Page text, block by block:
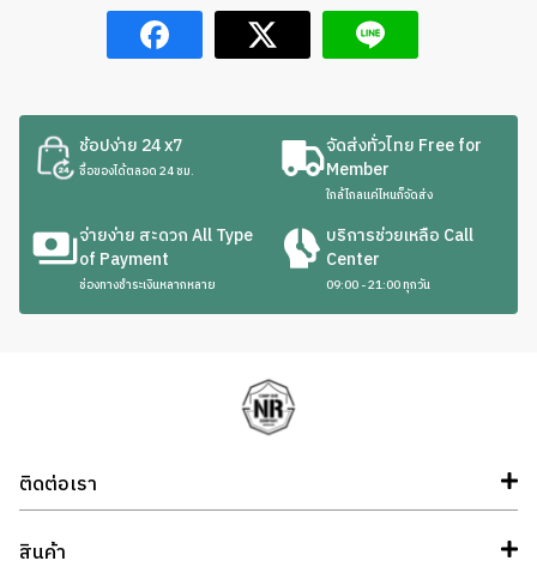
may
be
on
the
product
ช้อปง่าย 24 x7
ซื้อของได้ตลอด 24 ชม.
จัดส่งทั่วไทย Free for
Member
ใกล้ไกลแค่ไหนก็จัดส่ง
จ่ายง่าย สะดวก All Type
of Payment
ช่องทางชำระเงินหลากหลาย
บริการช่วยเหลือ Call
Center
09:00 - 21:00 ทุกวัน
ติดต่อเรา
สินค้า